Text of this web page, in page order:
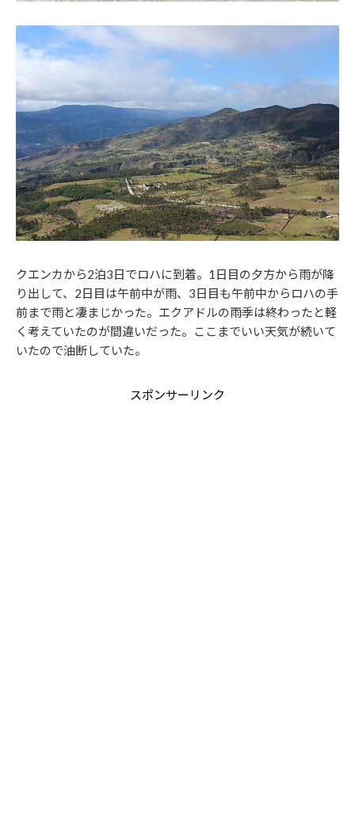
クエンカから2泊3日でロハに到着。1日目の夕方から雨が降
り出して、2日目は午前中が雨、3日目も午前中からロハの手
前まで雨と凄まじかった。エクアドルの雨季は終わったと軽
く考えていたのが間違いだった。ここまでいい天気が続いて
いたので油断していた。
スポンサーリンク